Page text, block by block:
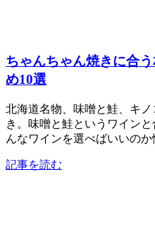
ちゃんちゃん焼きに合
め10選
北海道名物、味噌と鮭、キ
き。味噌と鮭というワイン
んなワインを選べばいいのか
記事を読む